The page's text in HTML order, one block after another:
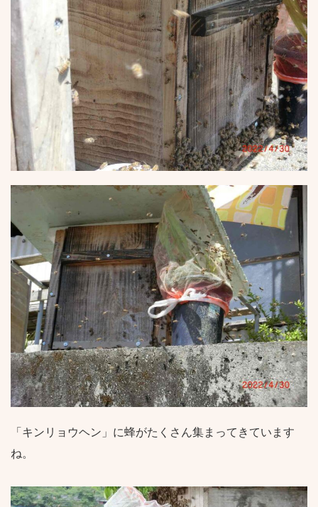
「キンリョウヘン」に蜂がたくさん集まってきています
ね。